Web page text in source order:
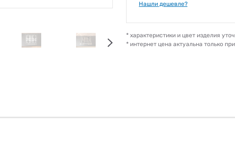
Нашли дешевле?
* характеристики и цвет изделия
* интернет цена актуальна только